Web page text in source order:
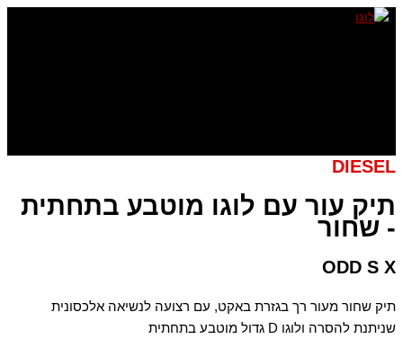
דילוג
DIESEL
תיק עור עם לוגו מוטבע בתחתית
- שחור
ODD S X
תיק שחור מעור רך בגזרת באקט, עם רצועה לנשיאה אלכסונית
שניתנת להסרה ולוגו D גדול מוטבע בתחתית